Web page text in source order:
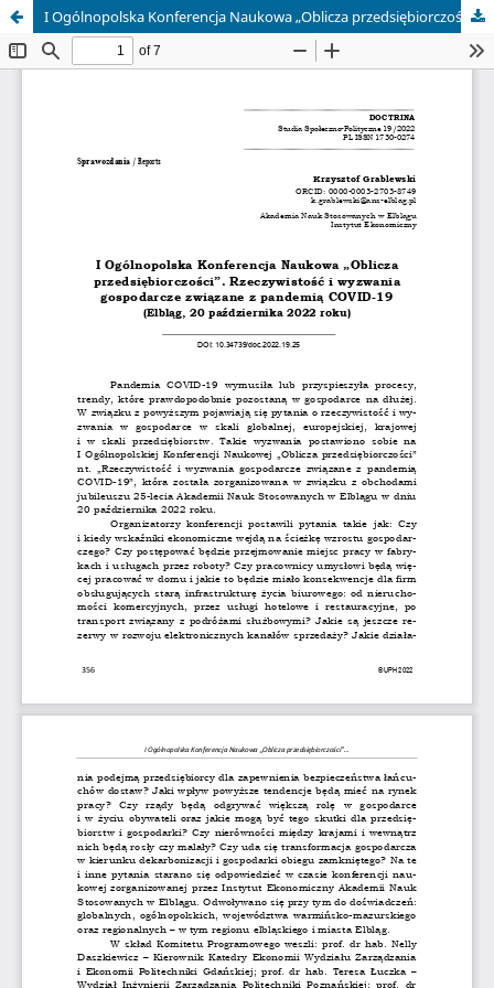
I Ogólnopolska Konferencja Naukowa „Oblicza przedsiębiorczości” Rzeczywistość i wyzwania gospodarcze związane z pandemią COVID-19 Elbląg, 20 października 2022 r.